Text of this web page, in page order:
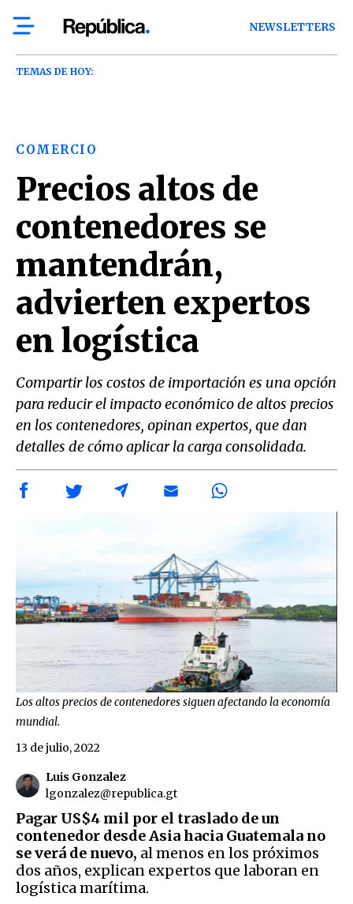
NEWSLETTERS
TEMAS DE HOY:
COMERCIO
Precios altos de
contenedores se
mantendrán,
advierten expertos
en logística
Compartir los costos de importación es una opción
para reducir el impacto económico de altos precios
en los contenedores, opinan expertos, que dan
detalles de cómo aplicar la carga consolidada.
Los altos precios de contenedores siguen afectando la economía
mundial.
Luis Gonzalez
lgonzalez@republica.gt
13 de julio, 2022
Pagar US$4 mil por el traslado de un
contenedor desde Asia hacia Guatemala no
se verá de nuevo, al menos en los próximos
dos años, explican expertos que laboran en
logística marítima.